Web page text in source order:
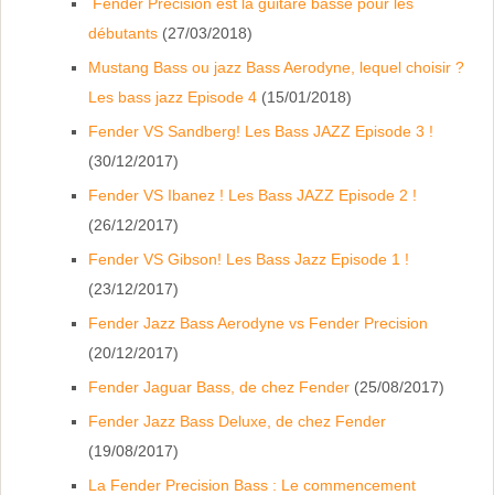
débutants (27/03/2018)
Mustang Bass ou jazz Bass Aerodyne, lequel choisir ?
Les bass jazz Episode 4 (15/01/2018)
Fender VS Sandberg! Les Bass JAZZ Episode 3 !
(30/12/2017)
Fender VS Ibanez ! Les Bass JAZZ Episode 2 !
(26/12/2017)
Fender VS Gibson! Les Bass Jazz Episode 1 !
(23/12/2017)
Fender Jazz Bass Aerodyne vs Fender Precision
(20/12/2017)
Fender Jaguar Bass, de chez Fender (25/08/2017)
Fender Jazz Bass Deluxe, de chez Fender
(19/08/2017)
La Fender Precision Bass : Le commencement